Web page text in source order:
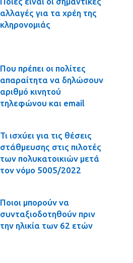
αλλαγές για τα χρέη της
κληρονομιάς
Που πρέπει οι πολίτες
απαραίτητα να δηλώσουν
αριθμό κινητού
τηλεφώνου και email
Τι ισχύει για τις θέσεις
στάθμευσης στις πιλοτές
των πολυκατοικιών μετά
τον νόμο 5005/2022
Ποιοι μπορούν να
συνταξιοδοτηθούν πριν
την ηλικία των 62 ετών